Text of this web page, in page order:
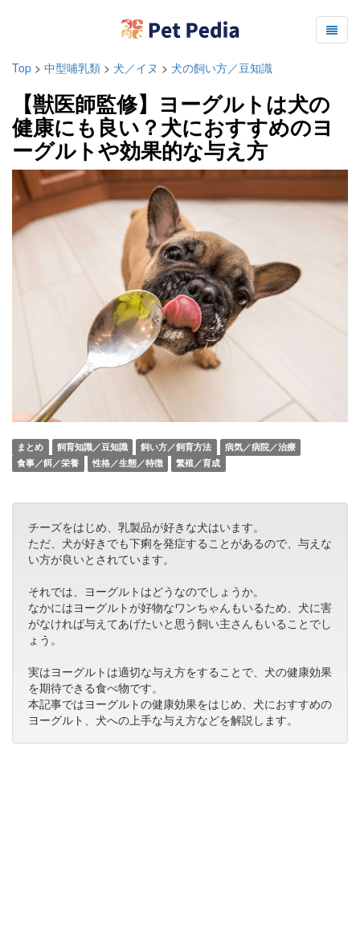
Top > 中型哺乳類 > 犬／イヌ > 犬の飼い方／豆知識
【獣医師監修】ヨーグルトは犬の
健康にも良い？犬におすすめのヨ
ーグルトや効果的な与え方
まとめ 飼育知識／豆知識 飼い方／飼育方法
病気／病院／治療
食事／餌／栄養
性格／生態／特徴 繁殖／育成
チーズをはじめ、乳製品が好きな犬はいます。
ただ、犬が好きでも下痢を発症することがあるので、与えな
い方が良いとされています。
それでは、ヨーグルトはどうなのでしょうか。
なかにはヨーグルトが好物なワンちゃんもいるため、犬に害
がなければ与えてあげたいと思う飼い主さんもいることでし
ょう。
実はヨーグルトは適切な与え方をすることで、犬の健康効果
を期待できる食べ物です。
本記事ではヨーグルトの健康効果をはじめ、犬におすすめの
ヨーグルト、犬への上手な与え方などを解説します。